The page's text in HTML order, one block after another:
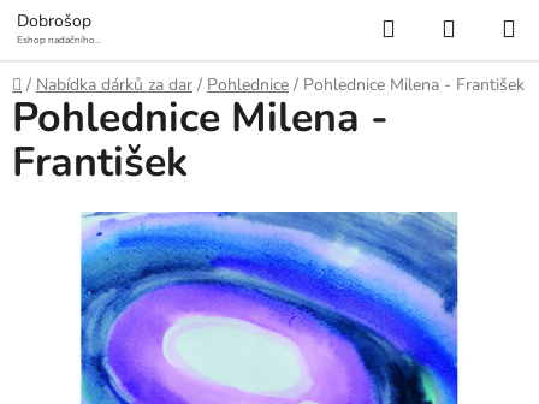
Přejít
na
obsah
Dobrošop
Eshop nadačního
prameny
Hledat
KOŠÍK
Domů
/ Nabídka dárků za dar / Pohlednice / Pohlednice Milena - František
Pohlednice Milena -
František